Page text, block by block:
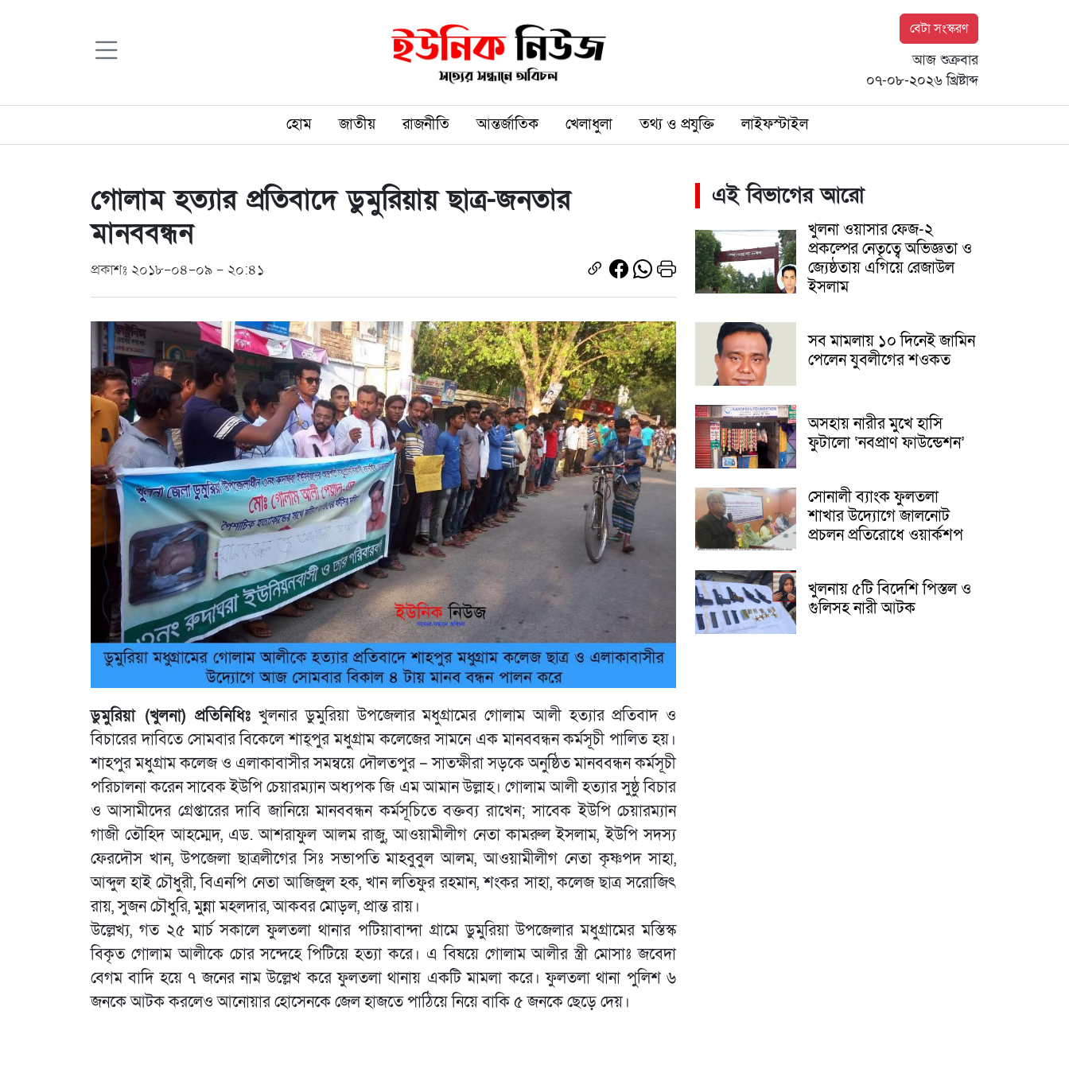
বেটা সংস্করণ
আজ শুক্রবার
০৭-০৮-২০২৬ খ্রিষ্টাব্দ
হোম জাতীয় রাজনীতি আন্তর্জাতিক খেলাধুলা তথ্য ও প্রযুক্তি লাইফস্টাইল
গোলাম হত্যার প্রতিবাদে ডুমুরিয়ায় ছাত্র-জনতার
মানববন্ধন
প্রকাশঃ ২০১৮-০৪-০৯ - ২০:৪১
ডুমুরিয়া (খুলনা) প্রতিনিধিঃ খুলনার ডুমুরিয়া উপজেলার মধুগ্রামের গোলাম আলী হত্যার প্রতিবাদ ও
বিচারের দাবিতে সোমবার বিকেলে শাহ্পুর মধুগ্রাম কলেজের সামনে এক মানববন্ধন কর্মসূচী পালিত হয়।
শাহপুর মধুগ্রাম কলেজ ও এলাকাবাসীর সমন্বয়ে দৌলতপুর – সাতক্ষীরা সড়কে অনুষ্ঠিত মানববন্ধন কর্মসূচী
পরিচালনা করেন সাবেক ইউপি চেয়ারম্যান অধ্যপক জি এম আমান উল্লাহ। গোলাম আলী হত্যার সুষ্ঠু বিচার
ও আসামীদের গ্রেপ্তারের দাবি জানিয়ে মানববন্ধন কর্মসূচিতে বক্তব্য রাখেন; সাবেক ইউপি চেয়ারম্যান
গাজী তৌহিদ আহম্মেদ, এড. আশরাফুল আলম রাজু, আওয়ামীলীগ নেতা কামরুল ইসলাম, ইউপি সদস্য
ফেরদৌস খান, উপজেলা ছাত্রলীগের সিঃ সভাপতি মাহবুবুল আলম, আওয়ামীলীগ নেতা কৃষ্ণপদ সাহা,
আব্দুল হাই চৌধুরী, বিএনপি নেতা আজিজুল হক, খান লতিফুর রহমান, শংকর সাহা, কলেজ ছাত্র সরোজিৎ
রায়, সুজন চৌধুরি, মুন্না মহলদার, আকবর মোড়ল, প্রান্ত রায়।
উল্লেখ্য, গত ২৫ মার্চ সকালে ফুলতলা থানার পটিয়াবান্দা গ্রামে ডুমুরিয়া উপজেলার মধুগ্রামের মস্তিস্ক
বিকৃত গোলাম আলীকে চোর সন্দেহে পিটিয়ে হত্যা করে। এ বিষয়ে গোলাম আলীর স্ত্রী মোসাঃ জবেদা
বেগম বাদি হয়ে ৭ জনের নাম উল্লেখ করে ফুলতলা থানায় একটি মামলা করে। ফুলতলা থানা পুলিশ ৬
জনকে আটক করলেও আনোয়ার হোসেনকে জেল হাজতে পাঠিয়ে নিয়ে বাকি ৫ জনকে ছেড়ে দেয়।
এই বিভাগের আরো
খুলনা ওয়াসার ফেজ-২
প্রকল্পের নেতৃত্বে অভিজ্ঞতা ও
জ্যেষ্ঠতায় এগিয়ে রেজাউল
ইসলাম
সব মামলায় ১০ দিনেই জামিন
পেলেন যুবলীগের শওকত
অসহায় নারীর মুখে হাসি
ফুটালো ‘নবপ্রাণ ফাউন্ডেশন’
সোনালী ব্যাংক ফুলতলা
শাখার উদ্যোগে জালনোট
প্রচলন প্রতিরোধে ওয়ার্কশপ
খুলনায় ৫টি বিদেশি পিস্তল ও
গুলিসহ নারী আটক